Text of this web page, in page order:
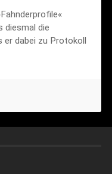
diesmal die
er dabei zu Protokoll